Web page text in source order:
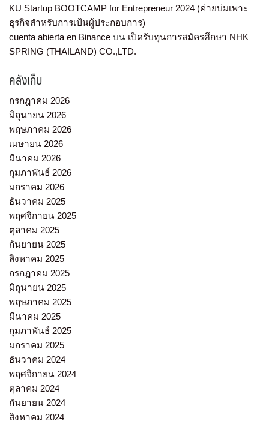
KU Startup BOOTCAMP for Entrepreneur 2024 (ค่ายบ่มเพาะ
ธุรกิจสำหรับการเป้นผู้ประกอบการ)
cuenta abierta en Binance บน เปิดรับทุนการสมัครศึกษา NHK
SPRING (THAILAND) CO.,LTD.
คลังเก็บ
กรกฎาคม 2026
มิถุนายน 2026
พฤษภาคม 2026
เมษายน 2026
มีนาคม 2026
กุมภาพันธ์ 2026
มกราคม 2026
ธันวาคม 2025
พฤศจิกายน 2025
ตุลาคม 2025
กันยายน 2025
สิงหาคม 2025
กรกฎาคม 2025
มิถุนายน 2025
พฤษภาคม 2025
มีนาคม 2025
กุมภาพันธ์ 2025
มกราคม 2025
ธันวาคม 2024
พฤศจิกายน 2024
ตุลาคม 2024
กันยายน 2024
สิงหาคม 2024